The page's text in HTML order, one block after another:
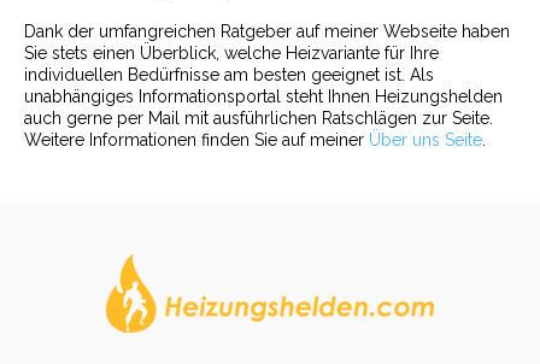
Dank der umfangreichen Ratgeber auf meiner Webseite haben
Sie stets einen Überblick, welche Heizvariante für Ihre
individuellen Bedürfnisse am besten geeignet ist. Als
unabhängiges Informationsportal steht Ihnen Heizungshelden
auch gerne per Mail mit ausführlichen Ratschlägen zur Seite.
Weitere Informationen finden Sie auf meiner Über uns Seite.